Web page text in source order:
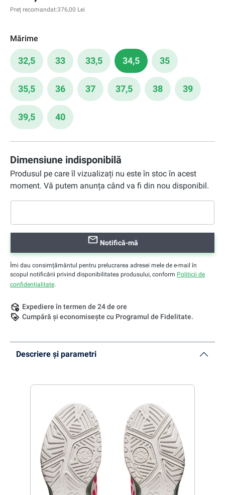
Preț recomandat:376,00 Lei
Mărime
32,5 33 33,5 34,5 35
35,5 36 37 37,5 38 39
39,5 40
Dimensiune indisponibilă
Produsul pe care îl vizualizați nu este în stoc în acest
moment. Vă putem anunța când va fi din nou disponibil.
Notifică-mă
Îmi dau consimțământul pentru prelucrarea adresei mele de e-mail în
scopul notificării privind disponibilitatea produsului, conform Politicii de
confidențialitate.
Expediere în termen de 24 de ore
Cumpără și economisește cu Programul de Fidelitate.
Descriere și parametri